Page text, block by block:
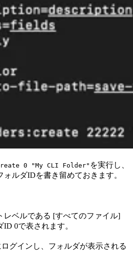
0 "My CLI Folder" を実行し、
ルダIDを書き留めておきます。
レベルである [すべてのファイル]
0で表されます。
グインし、フォルダが表示される